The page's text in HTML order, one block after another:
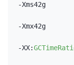
-Xms42g
-Xmx42g
-XX: